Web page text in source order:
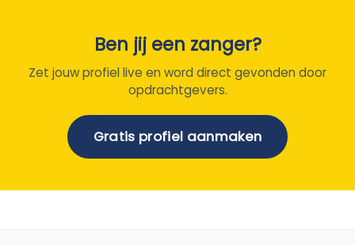
Ben jij een zanger?
Zet jouw profiel live en word direct gevonden door
opdrachtgevers.
Gratis profiel aanmaken